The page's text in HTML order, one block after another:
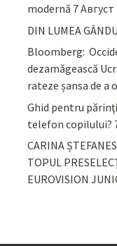
modernă 7 Август
DIN LUMEA
Bloomberg:
dezamăgească
rateze șansa de a
Ghid pentru
telefon copilului?
CARINA
TOPUL
EUROVISION